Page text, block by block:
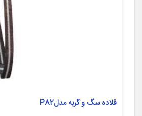
قلاده سگ و گربه مدلP82